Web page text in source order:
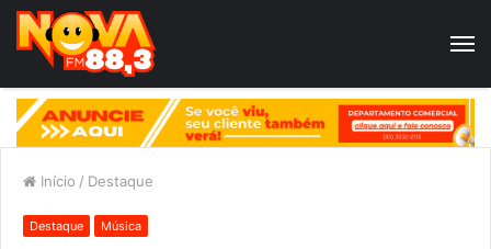
Início / Destaque
Destaque Música